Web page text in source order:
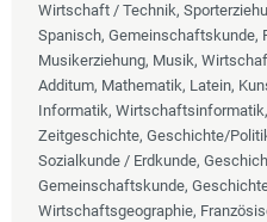
Wirtschaft / Technik,
Spanisch, Gemeinschaftskunde,
Musikerziehung, Musik,
Additum, Mathematik, Latein,
Informatik,
Zeitgeschichte, Geschichte/
Sozialkunde / Erdkunde,
Gemeinschaftskunde,
Wirtschaftsgeographie,